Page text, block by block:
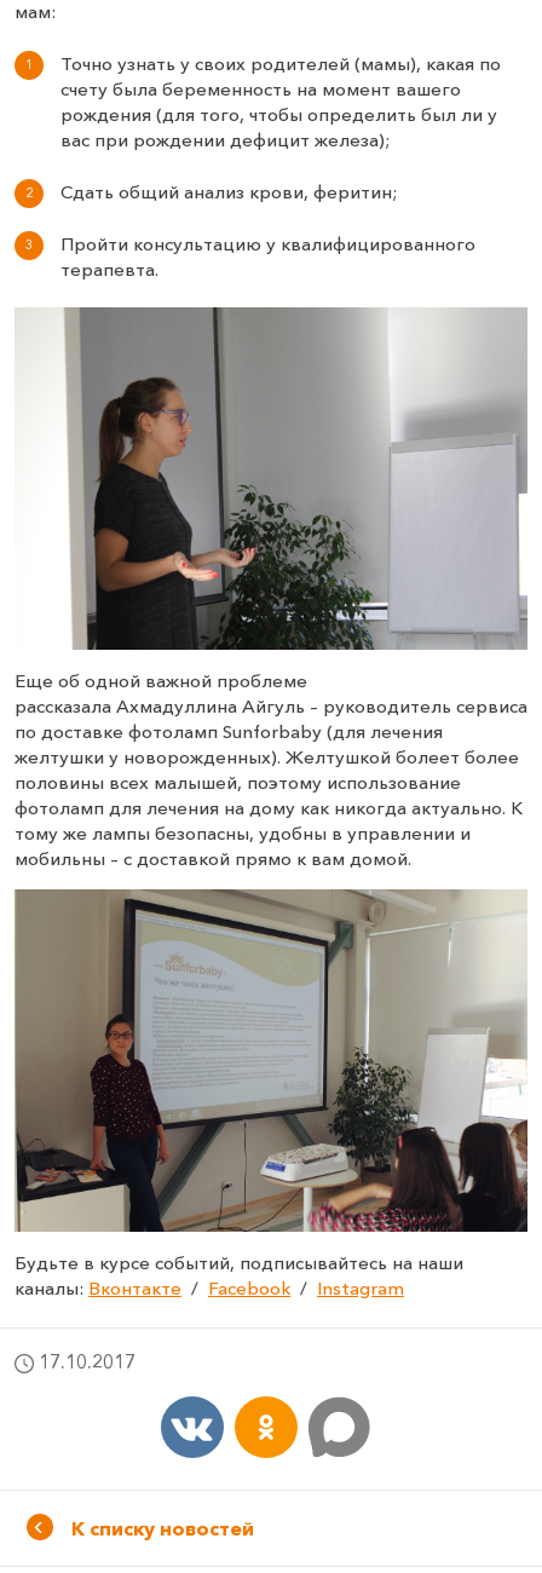
мам:
Точно узнать у своих родителей (мамы), какая по
счету была беременность на момент вашего
рождения (для того, чтобы определить был ли у
вас при рождении дефицит железа);
Сдать общий анализ крови, феритин;
Пройти консультацию у квалифицированного
терапевта.
Еще об одной важной проблеме
рассказала Ахмадуллина Айгуль – руководитель сервиса
по доставке фотоламп Sunforbaby (для лечения
желтушки у новорожденных). Желтушкой болеет более
половины всех малышей, поэтому использование
фотоламп для лечения на дому как никогда актуально. К
тому же лампы безопасны, удобны в управлении и
мобильны – с доставкой прямо к вам домой.
Будьте в курсе событий, подписывайтесь на наши
каналы: Вконтакте / Facebook / Instagram
17.10.2017
К списку новостей